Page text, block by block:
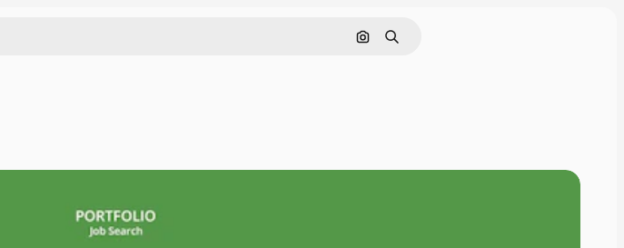
画像で検索
検索